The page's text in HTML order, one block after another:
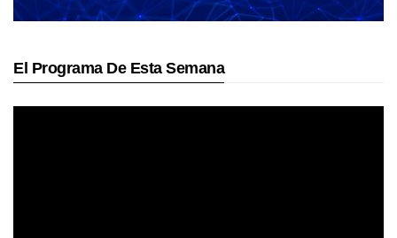
El Programa De Esta Semana